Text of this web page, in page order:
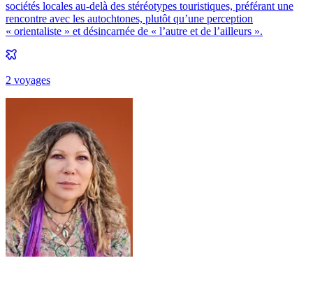
sociétés locales au-delà des stéréotypes touristiques, préférant une
rencontre avec les autochtones, plutôt qu’une perception
« orientaliste » et désincarnée de « l’autre et de l’ailleurs ».
2 voyages